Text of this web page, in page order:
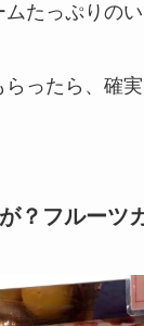
たっぷりのい
らったら、確
？フルーツ